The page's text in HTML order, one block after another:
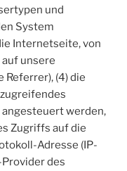
und
System
Internetseite, von
unsere
(4) die
werden,
Zugriffs auf die
Adresse (IP-
des